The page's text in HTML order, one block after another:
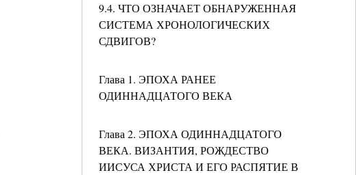
9.4. ЧТО ОЗНАЧАЕТ ОБНАРУЖЕННАЯ
СИСТЕМА ХРОНОЛОГИЧЕСКИХ
СДВИГОВ?
Глава 1. ЭПОХА РАНЕЕ
ОДИННАДЦАТОГО ВЕКА
Глава 2. ЭПОХА ОДИННАДЦАТОГО
ВЕКА. ВИЗАНТИЯ, РОЖДЕСТВО
ИИСУСА ХРИСТА И ЕГО РАСПЯТИЕ В